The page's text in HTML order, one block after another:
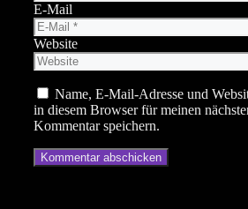
E-Mail
Website
Name, E-Mail-Adresse und
in diesem Browser für meinen
Kommentar speichern.